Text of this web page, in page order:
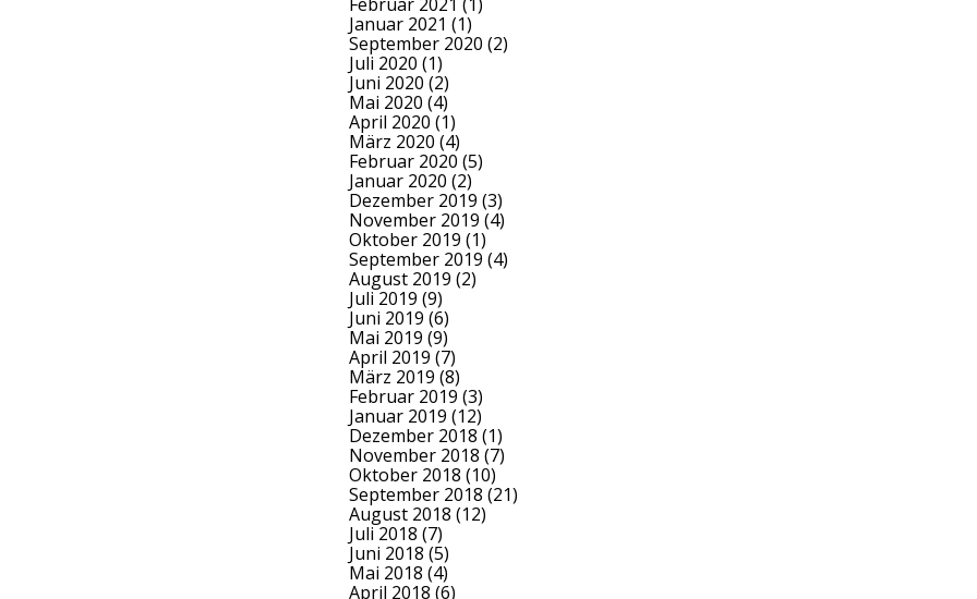
Januar 2021 (1)
September 2020 (2)
Juli 2020 (1)
Juni 2020 (2)
Mai 2020 (4)
April 2020 (1)
März 2020 (4)
Februar 2020 (5)
Januar 2020 (2)
Dezember 2019 (3)
November 2019 (4)
Oktober 2019 (1)
September 2019 (4)
August 2019 (2)
Juli 2019 (9)
Juni 2019 (6)
Mai 2019 (9)
April 2019 (7)
März 2019 (8)
Februar 2019 (3)
Januar 2019 (12)
Dezember 2018 (1)
November 2018 (7)
Oktober 2018 (10)
September 2018 (21)
August 2018 (12)
Juli 2018 (7)
Juni 2018 (5)
Mai 2018 (4)
April 2018 (6)